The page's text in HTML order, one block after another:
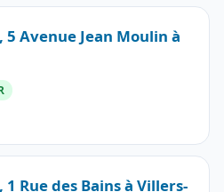
Avenue Jean Moulin à
Rue des Bains à Villers-